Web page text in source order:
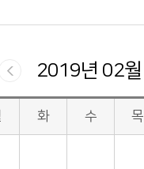
2019년 02월
화 수 목